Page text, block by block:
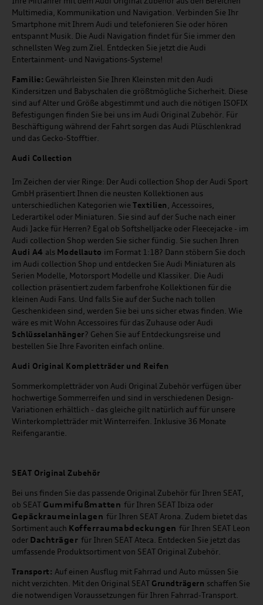
Multimedia, Kommunikation und Navigation. Verbinden Sie Ihr
Smartphone mit Ihrem Audi und telefonieren Sie oder hören
entspannt Musik. Die Audi Navigation findet für Sie immer den
schnellsten Weg zum Ziel. Entdecken Sie jetzt die Audi
Entertainment- und Navigations-Systeme!
Familie: Gewährleisten Sie Ihren Kleinsten mit den Audi
Kindersitzen und Babyschalen die größtmögliche Sicherheit. Diese
sind auf Alter und Größe abgestimmt und auch die nötigen ISOFIX
Befestigungen finden Sie bei uns im Audi Original Zubehör. Für
Beschäftigung während der Fahrt sorgen das Audi Plüschlenkrad
und das Gecko-Stofftier.
Audi Collection
Im Zeichen der vier Ringe: Der Audi collection Shop der Audi Sport
GmbH präsentiert Ihnen die neusten Kollektionen aus
unterschiedlichen Kategorien wie Textilien, Accessoires,
Lederartikel oder Miniaturen. Sie sind auf der Suche nach einer
Audi Jacke für Herren? Egal ob Softshelljacke oder Fleecejacke - im
Audi collection Shop werden Sie sicher fündig. Sie suchen Ihren
Audi A4 als Modellauto im Format 1:18? Dann stöbern Sie doch
im Audi collection Shop und entdecken Sie Audi Miniaturen als
Serien Modelle, Motorsport Modelle und Klassiker. Die Audi
collection präsentiert zudem farbenfrohe Kollektionen für die
kleinen Audi Fans. Und falls Sie auf der Suche nach tollen
Geschenkideen sind, werden Sie bei uns sicher etwas finden. Wie
wäre es mit Wohn Accessoires für das Zuhause oder Audi
Schlüsselanhänger? Gehen Sie auf Entdeckungsreise und
bestellen Sie Ihre Favoriten einfach online.
Audi Original Kompletträder und Reifen
Sommerkompletträder von Audi Original Zubehör verfügen über
hochwertige Sommerreifen und sind in verschiedenen Design-
Variationen erhältlich - das gleiche gilt natürlich auf für unsere
Winterkompletträder mit Winterreifen. Inklusive 36 Monate
Reifengarantie.
SEAT Original Zubehör
Bei uns finden Sie das passende Original Zubehör für Ihren SEAT,
ob SEAT Gummifußmatten für Ihren SEAT Ibiza oder
Gepäckraumeinlagen für Ihren SEAT Arona. Zudem bietet das
Sortiment auch Kofferraumabdeckungen für Ihren SEAT Leon
oder Dachträger für Ihren SEAT Ateca. Entdecken Sie jetzt das
umfassende Produktsortiment von SEAT Original Zubehör.
Transport: Auf einen Ausflug mit Fahrrad und Auto müssen Sie
nicht verzichten. Mit den Original SEAT Grundträgern schaffen Sie
die notwendigen Voraussetzungen für Ihren Fahrrad-Transport.